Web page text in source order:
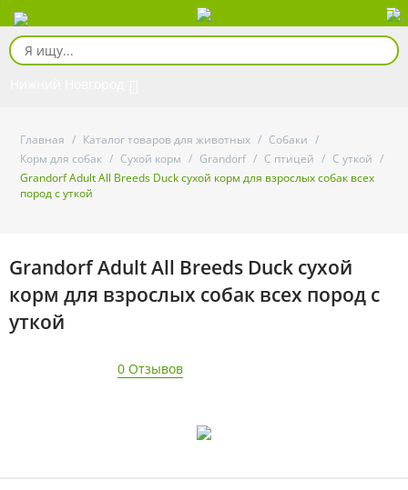
Главная / Каталог товаров для животных / Собаки /
Корм для собак / Сухой корм / Grandorf / С птицей / С уткой /
Grandorf Adult All Breeds Duck сухой корм для взрослых собак всех
пород с уткой
Grandorf Adult All Breeds Duck сухой
корм для взрослых собак всех пород с
уткой
0 Отзывов